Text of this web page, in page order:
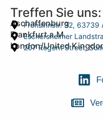
Treffen Sie uns:
Aschaffenburg
Frohsinnstr. 32, 63739
Frankfurt a.M.
Eschersheimer
London/United
207 Regent Street,